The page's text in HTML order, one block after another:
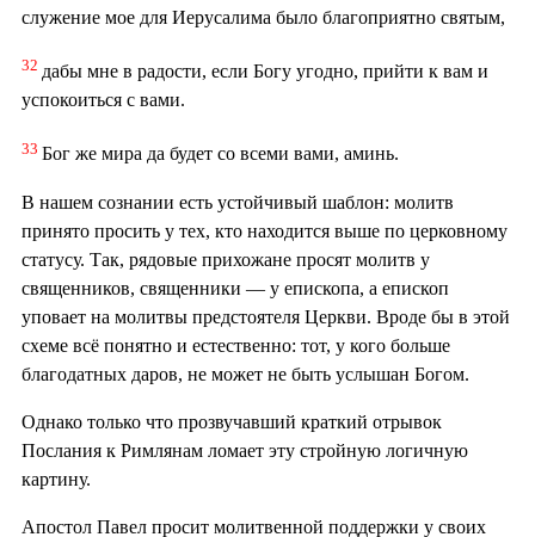
служение мое для Иерусалима было благоприятно святым,
32 дабы мне в радости, если Богу угодно, прийти к вам и
успокоиться с вами.
33 Бог же мира да будет со всеми вами, аминь.
В нашем сознании есть устойчивый шаблон: молитв
принято просить у тех, кто находится выше по церковному
статусу. Так, рядовые прихожане просят молитв у
священников, священники — у епископа, а епископ
уповает на молитвы предстоятеля Церкви. Вроде бы в этой
схеме всё понятно и естественно: тот, у кого больше
благодатных даров, не может не быть услышан Богом.
Однако только что прозвучавший краткий отрывок
Послания к Римлянам ломает эту стройную логичную
картину.
Апостол Павел просит молитвенной поддержки у своих